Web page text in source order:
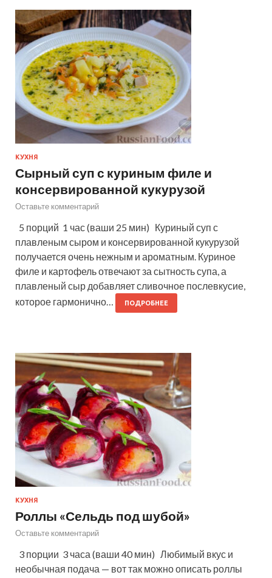
КУХНЯ
Сырный суп с куриным филе и
консервированной кукурузой
Оставьте комментарий
5 порций 1 час (ваши 25 мин) Куриный суп с
плавленым сыром и консервированной кукурузой
получается очень нежным и ароматным. Куриное
филе и картофель отвечают за сытность супа, а
плавленый сыр добавляет сливочное послевкусие,
которое гармонично…
ПОДРОБНЕЕ
КУХНЯ
Роллы «Сельдь под шубой»
Оставьте комментарий
3 порции 3 часа (ваши 40 мин) Любимый вкус и
необычная подача — вот так можно описать роллы